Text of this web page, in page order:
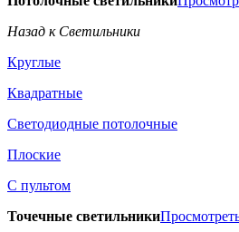
Назад к Светильники
Круглые
Квадратные
Светодиодные потолочные
Плоские
С пультом
Точечные светильники